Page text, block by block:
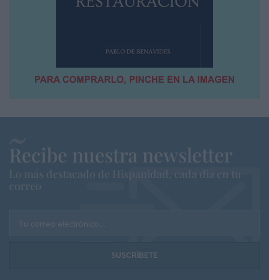
Recibe nuestra newsletter
Lo más destacado de Hispanidad, cada dia en tu
correo
Tu correo electrónico...